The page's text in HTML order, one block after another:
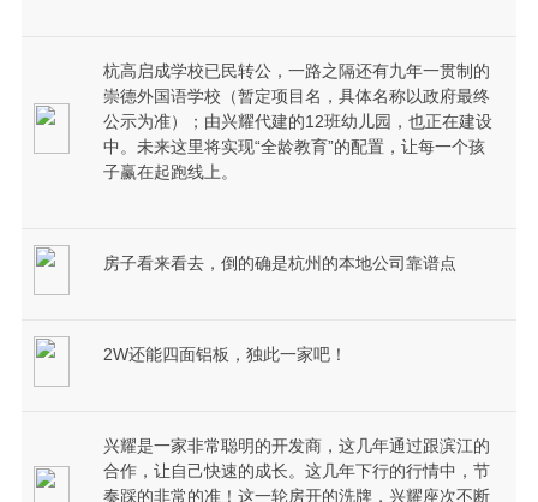
杭高启成学校已民转公，一路之隔还有九年一贯制的
崇德外国语学校（暂定项目名，具体名称以政府最终
公示为准）；由兴耀代建的12班幼儿园，也正在建设
中。未来这里将实现“全龄教育”的配置，让每一个孩
子赢在起跑线上。
房子看来看去，倒的确是杭州的本地公司靠谱点
2W还能四面铝板，独此一家吧！
兴耀是一家非常聪明的开发商，这几年通过跟滨江的
合作，让自己快速的成长。这几年下行的行情中，节
奏踩的非常的准！这一轮房开的洗牌，兴耀座次不断